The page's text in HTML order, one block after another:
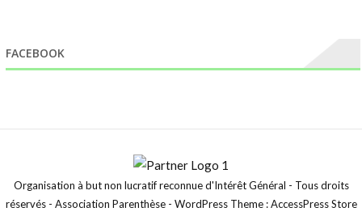
FACEBOOK
Organisation à but non lucratif reconnue d'Intérêt Général - Tous droits
réservés - Association Parenthèse - WordPress Theme : AccessPress Store